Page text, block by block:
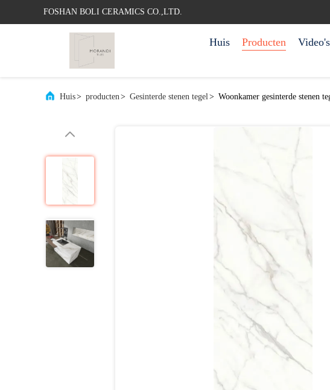
FOSHAN BOLI CERAMICS CO.,LTD.
Huis Producten Video's
Huis> producten> Gesinterde stenen tegel> Woonkamer gesinterde stenen